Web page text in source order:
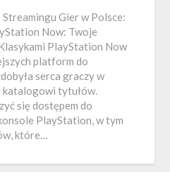
Gier w Polsce:
Now: Twoje
PlayStation Now
platform do
serca graczy w
katalogowi tytułów.
się dostępem do
PlayStation, w tym
które…